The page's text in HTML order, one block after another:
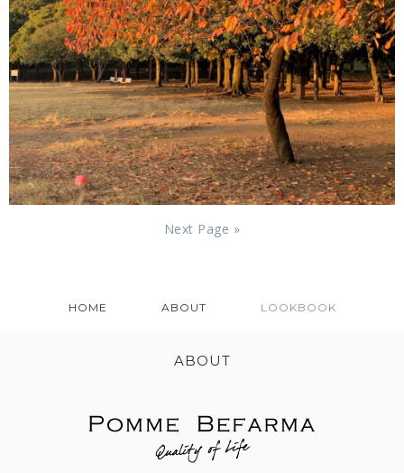
Next Page »
HOME ABOUT LOOKBOOK
ABOUT